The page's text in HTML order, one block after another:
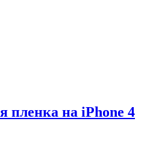
пленка на iPhone 4